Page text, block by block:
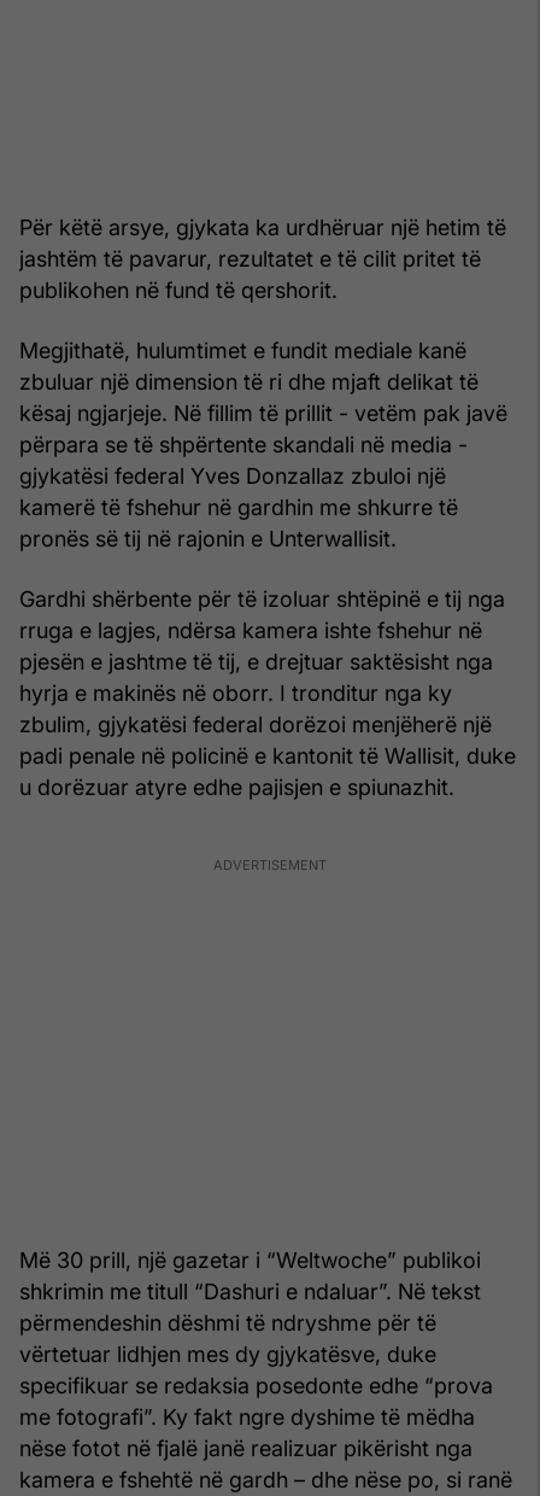
Për këtë arsye, gjykata ka urdhëruar një hetim të
jashtëm të pavarur, rezultatet e të cilit pritet të
publikohen në fund të qershorit.
Megjithatë, hulumtimet e fundit mediale kanë
zbuluar një dimension të ri dhe mjaft delikat të
kësaj ngjarjeje. Në fillim të prillit - vetëm pak javë
përpara se të shpërtente skandali në media -
gjykatësi federal Yves Donzallaz zbuloi një
kamerë të fshehur në gardhin me shkurre të
pronës së tij në rajonin e Unterwallisit.
Gardhi shërbente për të izoluar shtëpinë e tij nga
rruga e lagjes, ndërsa kamera ishte fshehur në
pjesën e jashtme të tij, e drejtuar saktësisht nga
hyrja e makinës në oborr. I tronditur nga ky
zbulim, gjykatësi federal dorëzoi menjëherë një
padi penale në policinë e kantonit të Wallisit, duke
u dorëzuar atyre edhe pajisjen e spiunazhit.
Më 30 prill, një gazetar i “Weltwoche” publikoi
shkrimin me titull “Dashuri e ndaluar”. Në tekst
përmendeshin dëshmi të ndryshme për të
vërtetuar lidhjen mes dy gjykatësve, duke
specifikuar se redaksia posedonte edhe “prova
me fotografi”. Ky fakt ngre dyshime të mëdha
nëse fotot në fjalë janë realizuar pikërisht nga
kamera e fshehtë në gardh – dhe nëse po, si ranë